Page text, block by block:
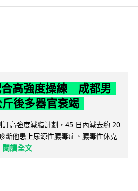
合高強度操練 成都男
後多器官衰竭
高強度減脂計劃，45 日內減去約 20
斷他患上尿源性膿毒症、膿毒性休克
閱讀全文